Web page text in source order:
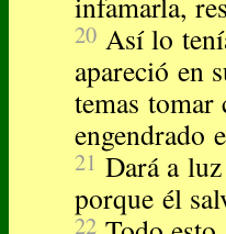
20 Así lo
apareció en
temas
engendrado
21 Dará a
porque él
22